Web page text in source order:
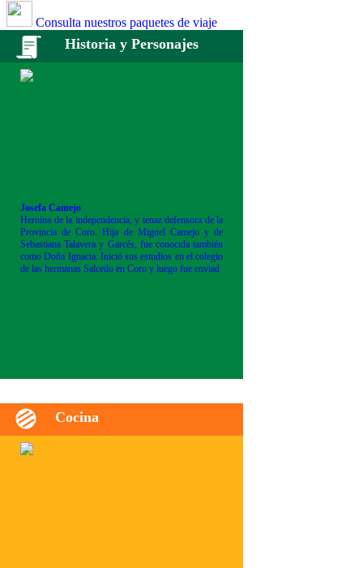
Consulta nuestros paquetes de viaje
Historia y Personajes
Josefa Camejo
Heroína de la independencia, y tenaz defensora de la
Provincia de Coro. Hija de Miguel Camejo y de
Sebastiana Talavera y Garcés, fue conocida también
como Doña Ignacia. Inició sus estudios en el colegio
de las hermanas Salcedo en Coro y luego fue enviad
Cocina